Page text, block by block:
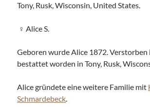
Tony, Rusk, Wisconsin, United States.
Alice S.
Geboren wurde Alice 1872. Verstorben
bestattet worden in Tony, Rusk,
Alice gründete eine weitere Familie mit
Schmardebeck.